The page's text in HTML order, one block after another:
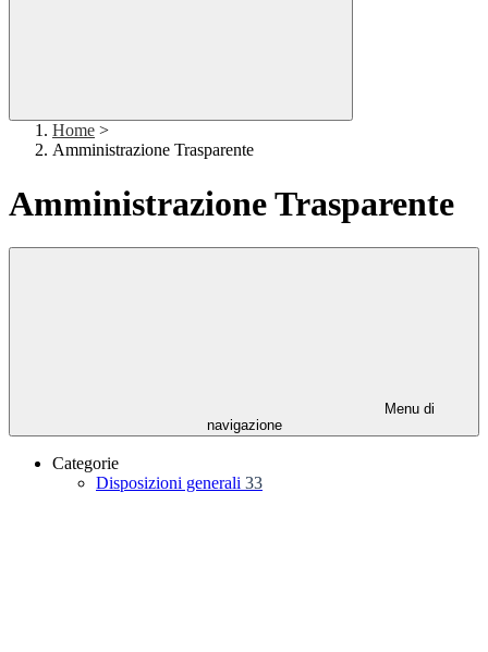
Home >
Amministrazione Trasparente
Amministrazione Trasparente
Menu di
navigazione
Categorie
Disposizioni generali 33